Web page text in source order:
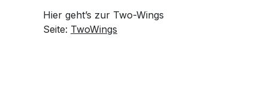
Hier geht’s zur Two-Wings
Seite: TwoWings